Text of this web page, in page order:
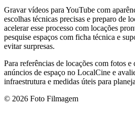
Gravar vídeos para YouTube com
escolhas técnicas precisas e preparo de
acelerar esse processo com locações
pesquise espaços com ficha técnica e
evitar surpresas.
Para referências de locações com fotos
anúncios de espaço no LocalCine e
infraestrutura e medidas úteis para
© 2026 Foto Filmagem